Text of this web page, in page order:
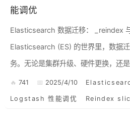
能调优
Elasticsearch 数据迁移： _reindex 与 Logstash 的性能博弈 在
Elasticsearch (ES) 的世界里，数据
务。无论是集群升级、硬件更换，还
一...741 2025/4/10
Logstash 性能调优 Reindex